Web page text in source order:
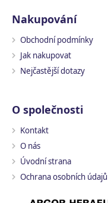
Nakupování
Obchodní podmínky
Jak nakupovat
Nejčastější dotazy
O společnosti
Kontakt
O nás
Úvodní strana
Ochrana osobních údajů